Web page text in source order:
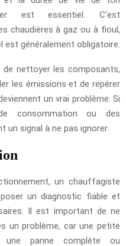
est essentiel. C’est
chaudières à gaz ou à fioul,
est généralement obligatoire.
nettoyer les composants,
les émissions et de repérer
un vrai problème. Si
consommation ou des
un signal à ne pas ignorer.
un chauffagiste
un diagnostic fiable et
Il est important de ne
un problème, car une petite
une panne complète ou